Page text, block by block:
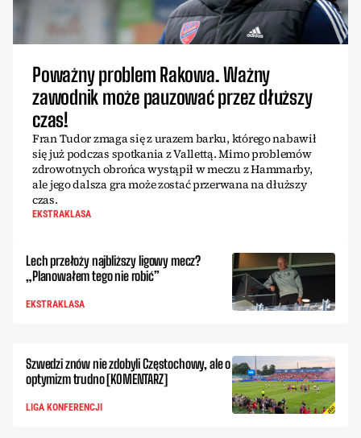
Poważny problem Rakowa. Ważny
zawodnik może pauzować przez dłuższy
czas!
Fran Tudor zmaga się z urazem barku, którego nabawił
się już podczas spotkania z Vallettą. Mimo problemów
zdrowotnych obrońca wystąpił w meczu z Hammarby,
ale jego dalsza gra może zostać przerwana na dłuższy
czas.
EKSTRAKLASA
Lech przełoży najbliższy ligowy mecz?
„Planowałem tego nie robić”
EKSTRAKLASA
Szwedzi znów nie zdobyli Częstochowy, ale o
optymizm trudno [KOMENTARZ]
LIGA KONFERENCJI